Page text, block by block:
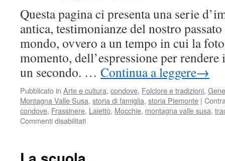
Questa pagina ci presenta una serie
antica, testimonianze del nostro
mondo, ovvero a un tempo in cui la
momento, dell’espressione per
un secondo. … Continua a leggere→
Pubblicato in Arte e cultura, condove, Folclore e tradizioni,
Montagna Valle Susa, storia di famiglia, storia Piemonte |
condove, Frassinere, Laietto, Mocchie, montagna valle susa,
Commenti disabilitatisu